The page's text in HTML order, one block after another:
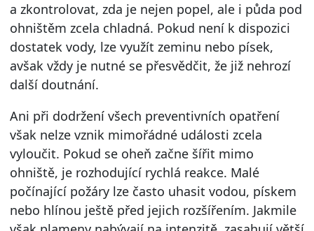
a zkontrolovat, zda je nejen popel, ale i půda pod
ohništěm zcela chladná. Pokud není k dispozici
dostatek vody, lze využít zeminu nebo písek,
avšak vždy je nutné se přesvědčit, že již nehrozí
další doutnání.
Ani při dodržení všech preventivních opatření
však nelze vznik mimořádné události zcela
vyloučit. Pokud se oheň začne šířit mimo
ohniště, je rozhodující rychlá reakce. Malé
počínající požáry lze často uhasit vodou, pískem
nebo hlínou ještě před jejich rozšířením. Jakmile